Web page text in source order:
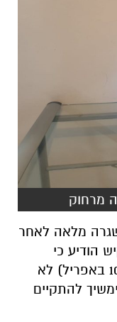
מרחוק
מלאה לאחר
הודיע כי
בימים חמישי ושישי הקרובים (9–10 באפריל) לא
להתקיים